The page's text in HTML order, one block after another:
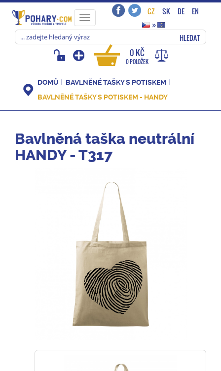
Toggle
navigation
CZ SK DE
EN
»
HLEDAT
0 KČ
0 POLOŽEK
DOMŮ
BAVLNĚNÉ TAŠKY S POTISKEM
BAVLNĚNÉ TAŠKY S POTISKEM - HANDY
Bavlněná taška neutrální
HANDY - T317